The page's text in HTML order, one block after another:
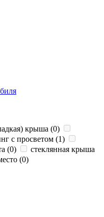
крыша (0)
с просветом (1)
(0)
стеклянная крыша
(0)